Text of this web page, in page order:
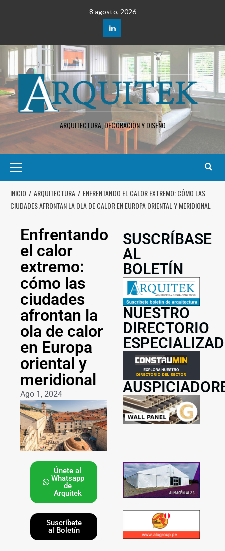
8 agosto, 2026
ARQUITECTURA, DECORACIÒN Y DISEÑO
INICIO ARQUITECTURA
ENFRENTANDO EL CALOR EXTREMO: CÓMO LAS
CIUDADES AFRONTAN LA OLA DE CALOR EN EUROPA ORIENTAL Y MERIDIONAL
Enfrentando
el calor
extremo:
cómo las
ciudades
afrontan la
ola de calor
en Europa
oriental y
meridional
Ago 1, 2024
Únete al
Whatsapp
de
Arquitek
Suscríbete
al Boletín
SUSCRÍBASE
AL
BOLETÍN
NUESTRO
DIRECTORIO